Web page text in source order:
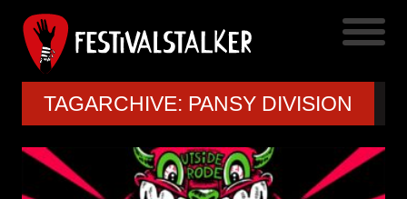
TAGARCHIVE: PANSY DIVISION